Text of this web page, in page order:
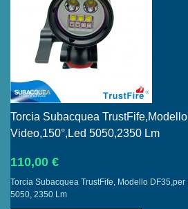
Torcia Subacquea
Video,150°,led 5050,2350 Lm
110,00 €
Torcia Subacquea TrustFife, Modello DF35,per
5050, 2350 Lm